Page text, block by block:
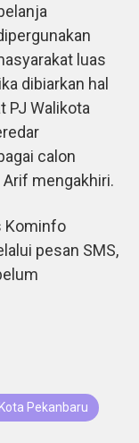
luas
dibiarkan hal
PJ Walikota
calon
mengakhiri.
Kominfo
pesan SMS,
Pekanbaru